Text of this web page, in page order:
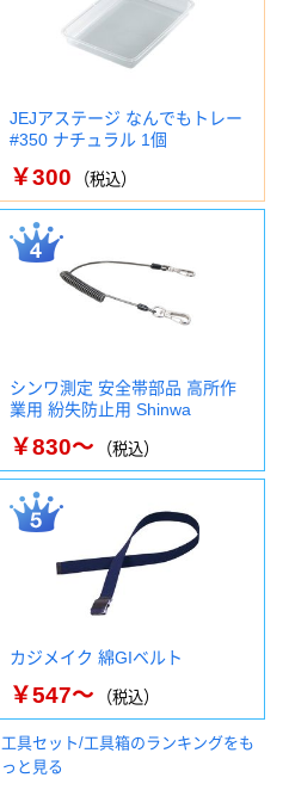
JEJアステージ なんでもトレー
#350 ナチュラル 1個
￥300 （税込）
シンワ測定 安全帯部品 高所作
業用 紛失防止用 Shinwa
￥830～ （税込）
カジメイク 綿GIベルト
￥547～ （税込）
工具セット/工具箱のランキングをも
っと見る